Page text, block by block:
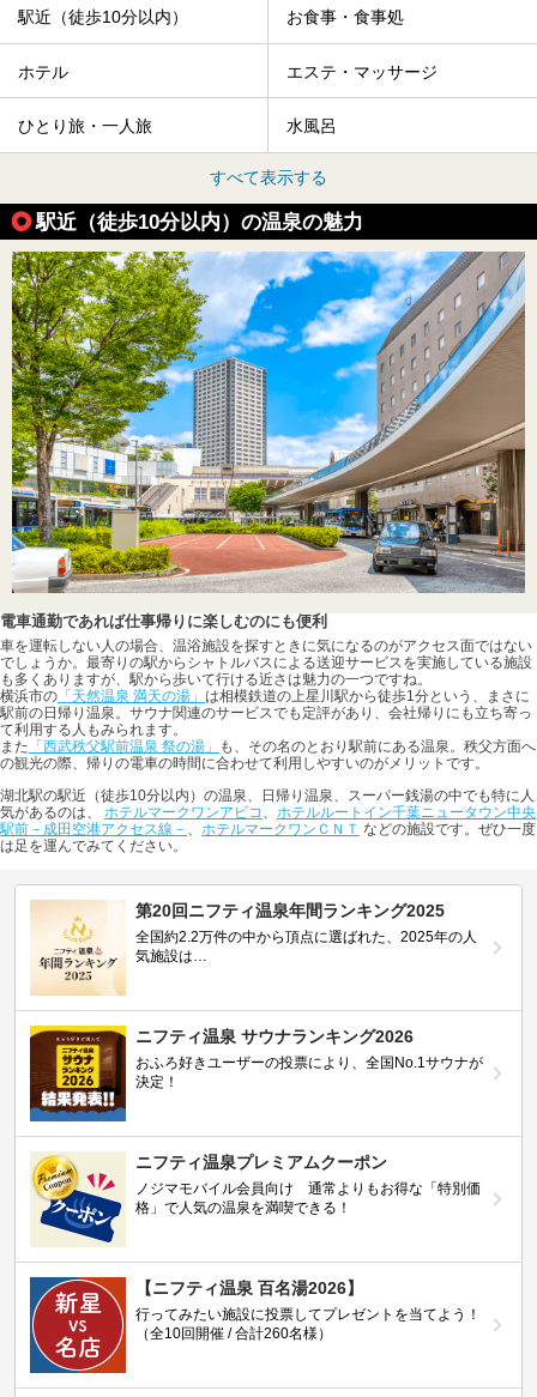
駅近（徒歩10分以内） お食事・食事処
ホテル エステ・マッサージ
ひとり旅・一人旅 水風呂
すべて表示する
駅近（徒歩10分以内）の温泉の魅力
電車通勤であれば仕事帰りに楽しむのにも便利
車を運転しない人の場合、温浴施設を探すときに気になるのがアクセス面ではない
でしょうか。最寄りの駅からシャトルバスによる送迎サービスを実施している施設
も多くありますが、駅から歩いて行ける近さは魅力の一つですね。
横浜市の 「天然温泉 満天の湯」 は相模鉄道の上星川駅から徒歩1分という、まさに
駅前の日帰り温泉。サウナ関連のサービスでも定評があり、会社帰りにも立ち寄っ
て利用する人もみられます。
また 「西武秩父駅前温泉 祭の湯」
も、その名のとおり駅前にある温泉。秩父方面へ
の観光の際、帰りの電車の時間に合わせて利用しやすいのがメリットです。
湖北駅の駅近（徒歩10分以内）の温泉、日帰り温泉、スーパー銭湯の中でも特に人
気があるのは、 ホテルマークワンアビコ 、 ホテルルートイン千葉ニュータウン中央
駅前－成田空港アクセス線－ 、 ホテルマークワンＣＮＴ などの施設です。ぜひ一度
は足を運んでみてください。
第20回ニフティ温泉年間ランキング2025
全国約2.2万件の中から頂点に選ばれた、2025年の人
気施設は…
ニフティ温泉 サウナランキング2026
おふろ好きユーザーの投票により、全国No.1サウナが
決定！
ニフティ温泉プレミアムクーポン
ノジマモバイル会員向け 通常よりもお得な「特別価
格」で人気の温泉を満喫できる！
【ニフティ温泉 百名湯2026】
行ってみたい施設に投票してプレゼントを当てよう！
（全10回開催 / 合計260名様）